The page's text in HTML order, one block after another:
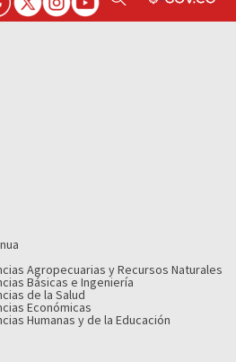
Agropecuarias y Recursos Naturales
Básicas e Ingeniería
de la Salud
Económicas
Humanas y de la Educación